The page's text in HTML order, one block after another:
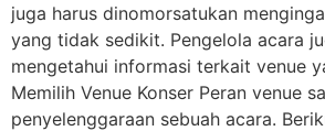
juga harus dinomorsatukan
yang tidak sedikit. Pengelola acara
mengetahui informasi terkait venue
Memilih Venue Konser Peran venue
penyelenggaraan sebuah acara.